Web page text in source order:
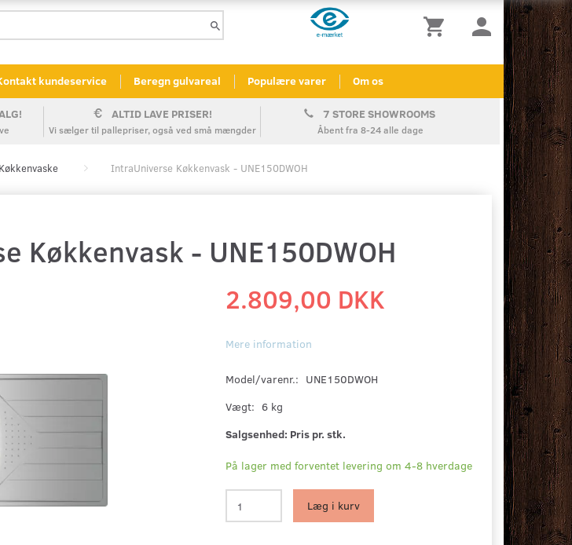
kundeservice Beregn gulvareal Populære varer Om os
ALTID LAVE PRISER!
Vi sælger til pallepriser, også ved små mængder
7 STORE SHOWROOMS
Åbent fra 8-24 alle dage
Køkkenvaske IntraUniverse Køkkenvask - UNE150DWOH
Køkkenvask - UNE150DWOH
2.809,00 DKK
Mere information
Model/varenr.: UNE150DWOH
Vægt: 6 kg
Salgsenhed: Pris pr. stk.
På lager med forventet levering om 4-8 hverdage
Læg i kurv